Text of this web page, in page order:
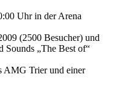
Uhr in der Arena
(2500 Besucher) und
Sounds „The Best of“
AMG Trier und einer